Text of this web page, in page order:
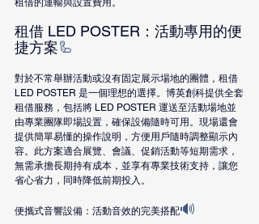
租借 LED POSTER：活動專用的便
捷方案🦾
對於不常舉辦活動或沒有固定展示場地的團體，租借
LED POSTER 是一個理想的選擇。博英創科提供全套
租借服務，包括將 LED POSTER 運送至活動場地並
由專業團隊即場設置，確保設備隨時可用。現場還會
提供簡單易懂的操作說明，方便用戶隨時調整顯示內
容。此方案適合展覽、會議、促銷活動等短期需求，
無需承擔長期持有成本，並享有專業技術支持，讓您
省心省力，同時降低前期投入。
便攜式音響設備：活動音效的完美搭配🔊